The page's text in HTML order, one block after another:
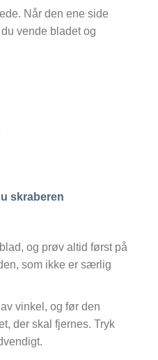
Når den ene side
vende bladet og
skraberen
og prøv altid først på
som ikke er særlig
vinkel, og før den
der skal fjernes. Tryk